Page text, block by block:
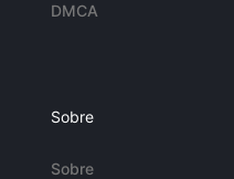
DMCA
Sobre
Sobre